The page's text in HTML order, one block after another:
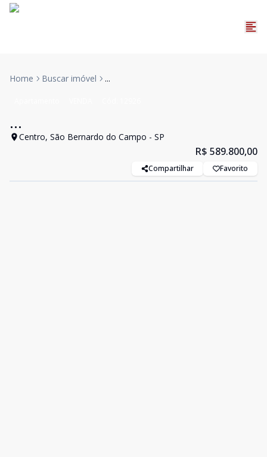
Home Buscar imóvel ...
...
Centro, São Bernardo do Campo - SP
R$ 589.800,00
Compartilhar Favorito